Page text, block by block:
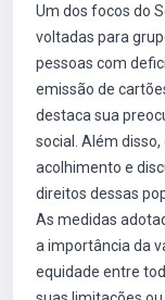
Um dos focos do
voltadas para
pessoas com
emissão de
destaca sua
social. Além
acolhimento e
direitos dessas
As medidas
a importância da
equidade entre